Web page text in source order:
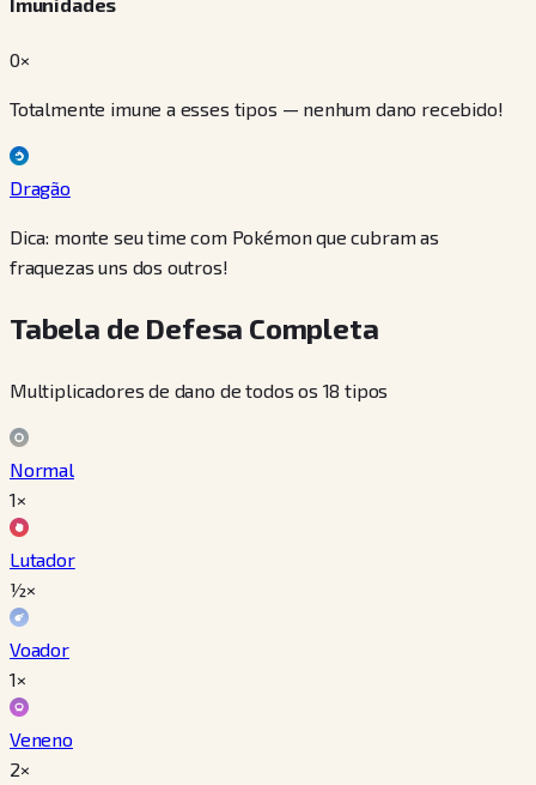
0×
Totalmente imune a esses tipos — nenhum dano recebido!
Dragão
Dica: monte seu time com Pokémon que cubram as
fraquezas uns dos outros!
Tabela de Defesa Completa
Multiplicadores de dano de todos os 18 tipos
Normal
1×
Lutador
½×
Voador
1×
Veneno
2×